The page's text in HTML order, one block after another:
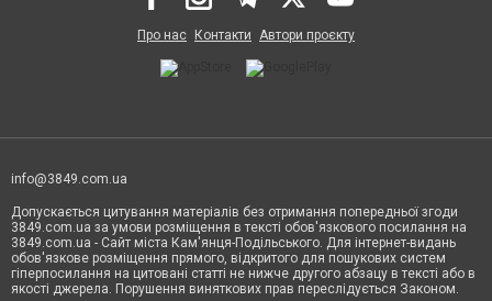
Про нас Контакти Автори проєкту
info@3849.com.ua
Допускається цитування матеріалів без отримання попередньої згоди
3849.com.ua за умови розміщення в тексті обов'язкового посилання на
3849.com.ua - Сайт міста Кам'янця-Подільського. Для інтернет-видань
обов'язкове розміщення прямого, відкритого для пошукових систем
гіперпосилання на цитовані статті не нижче другого абзацу в тексті або в
якості джерела. Порушення виняткових прав переслідується Законом.